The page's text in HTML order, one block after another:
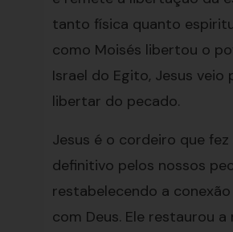
tanto física quanto
como Moisés libertou o
Israel do Egito, Jesus veio
libertar do pecado.
Jesus é o cordeiro que
definitivo pelos nossos
restabelecendo a
com Deus. Ele restaurou a